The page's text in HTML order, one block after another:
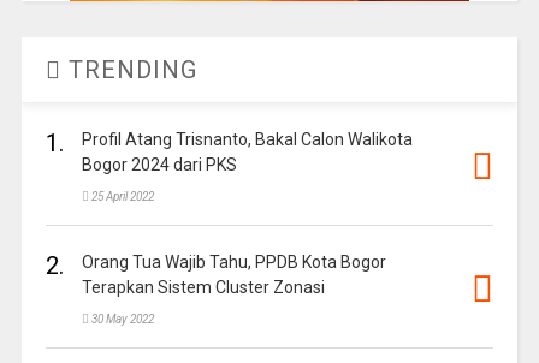
TRENDING
1.
Profil Atang Trisnanto, Bakal Calon Walikota
Bogor 2024 dari PKS
25 April 2022
2.
Orang Tua Wajib Tahu, PPDB Kota Bogor
Terapkan Sistem Cluster Zonasi
30 May 2022